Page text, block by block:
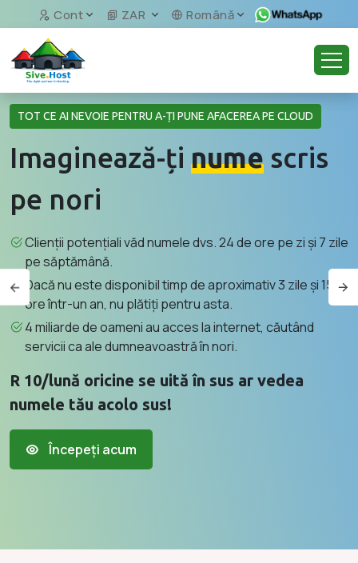
Cont ZAR Română
TOT CE AI NEVOIE PENTRU A-ȚI PUNE AFACEREA PE CLOUD
Imaginează-ți nume scris
pe nori
Clienții potențiali văd numele dvs. 24 de ore pe zi și 7 zile
pe săptămână.
Dacă nu este disponibil timp de aproximativ 3 zile și 15,6
ore într-un an, nu plătiți pentru asta.
4 miliarde de oameni au acces la internet, căutând
servicii ca ale dumneavoastră în nori.
R 10/lună oricine se uită în sus ar vedea
numele tău acolo sus!
Începeți acum